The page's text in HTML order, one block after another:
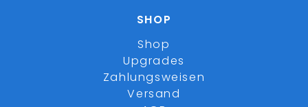
SHOP
Shop
Upgrades
Zahlungsweisen
Versand